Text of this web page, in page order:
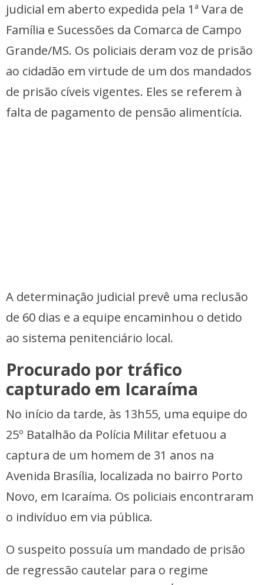
judicial em aberto expedida pela 1ª Vara de
Família e Sucessões da Comarca de Campo
Grande/MS. Os policiais deram voz de prisão
ao cidadão em virtude de um dos mandados
de prisão cíveis vigentes. Eles se referem à
falta de pagamento de pensão alimentícia.
A determinação judicial prevê uma reclusão
de 60 dias e a equipe encaminhou o detido
ao sistema penitenciário local.
Procurado por tráfico
capturado em Icaraíma
No início da tarde, às 13h55, uma equipe do
25º Batalhão da Polícia Militar efetuou a
captura de um homem de 31 anos na
Avenida Brasília, localizada no bairro Porto
Novo, em Icaraíma. Os policiais encontraram
o indivíduo em via pública.
O suspeito possuía um mandado de prisão
de regressão cautelar para o regime